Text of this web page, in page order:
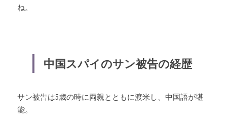
ね。
中国スパイのサン被告の経歴
サン被告は5歳の時に両親とともに渡米し、中国語が堪
能。